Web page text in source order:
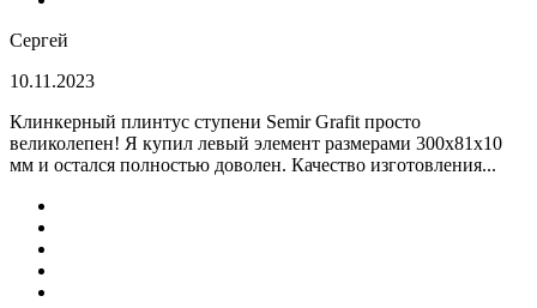
Сергей
10.11.2023
Клинкерный плинтус ступени Semir Grafit просто
великолепен! Я купил левый элемент размерами 300х81х10
мм и остался полностью доволен. Качество изготовления...